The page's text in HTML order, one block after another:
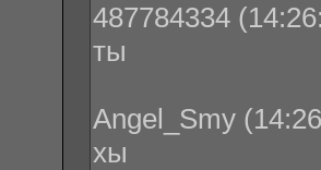
487784334
ты
Angel_Smy
хы